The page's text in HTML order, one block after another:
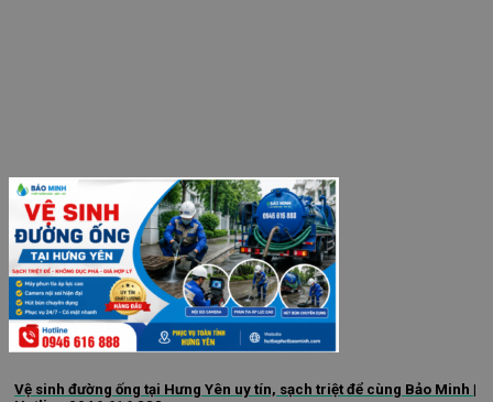
Vệ sinh đường ống tại Hưng Yên uy tín, sạch triệt để cùng Bảo Minh |